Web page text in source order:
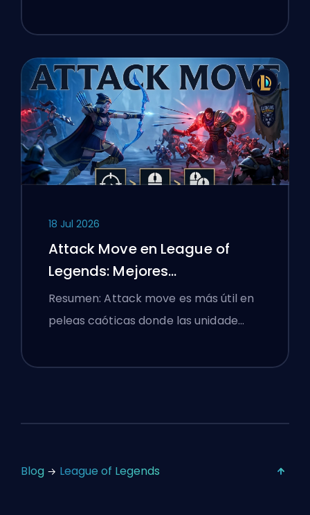
18 Jul 2026
Attack Move en League of
Legends: Mejores
Configuraciones
Resumen: Attack move es más útil en
peleas caóticas donde las unidade…
Blog League of Legends